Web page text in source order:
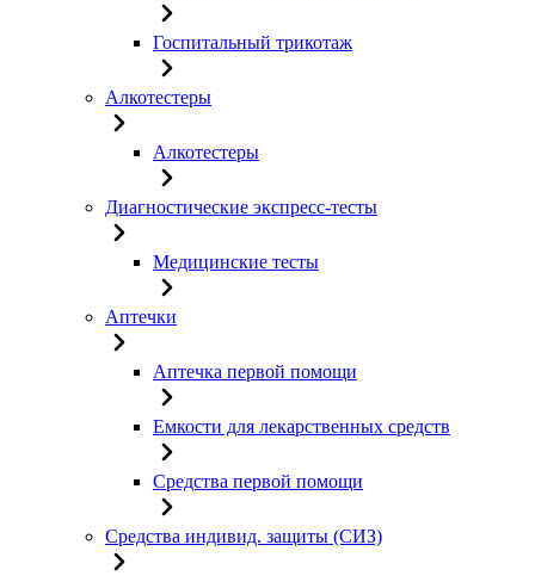
Госпитальный трикотаж
Алкотестеры
Алкотестеры
Диагностические экспресс-тесты
Медицинские тесты
Аптечки
Аптечка первой помощи
Емкости для лекарственных средств
Средства первой помощи
Средства индивид. защиты (СИЗ)